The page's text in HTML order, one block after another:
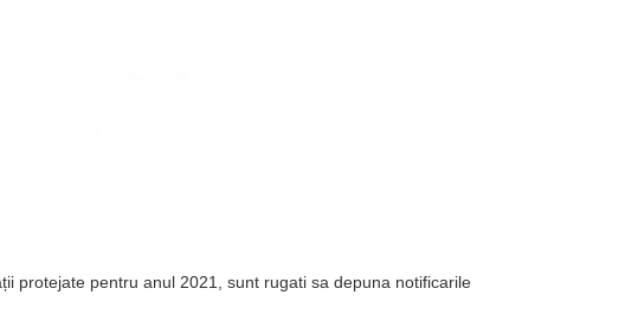
protejate pentru anul 2021, sunt rugati sa depuna notificarile